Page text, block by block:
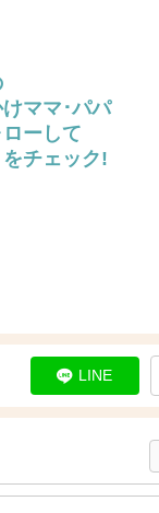
ママ･パパ
ーして
をチェック!
LINE